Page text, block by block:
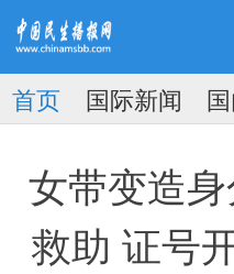
播
首页 国际新闻
女带变造
救助 证号